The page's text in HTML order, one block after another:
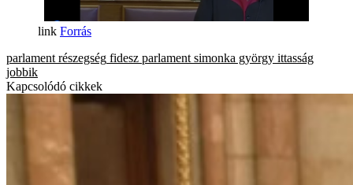
Forrás
parlament részegség fidesz parlament simonka györgy ittasság
jobbik
Kapcsolódó cikkek